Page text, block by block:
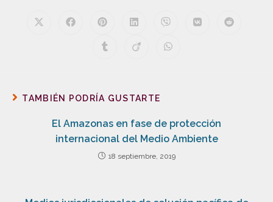
TAMBIÉN PODRÍA GUSTARTE
El Amazonas en fase de protección
internacional del Medio Ambiente
18 septiembre, 2019